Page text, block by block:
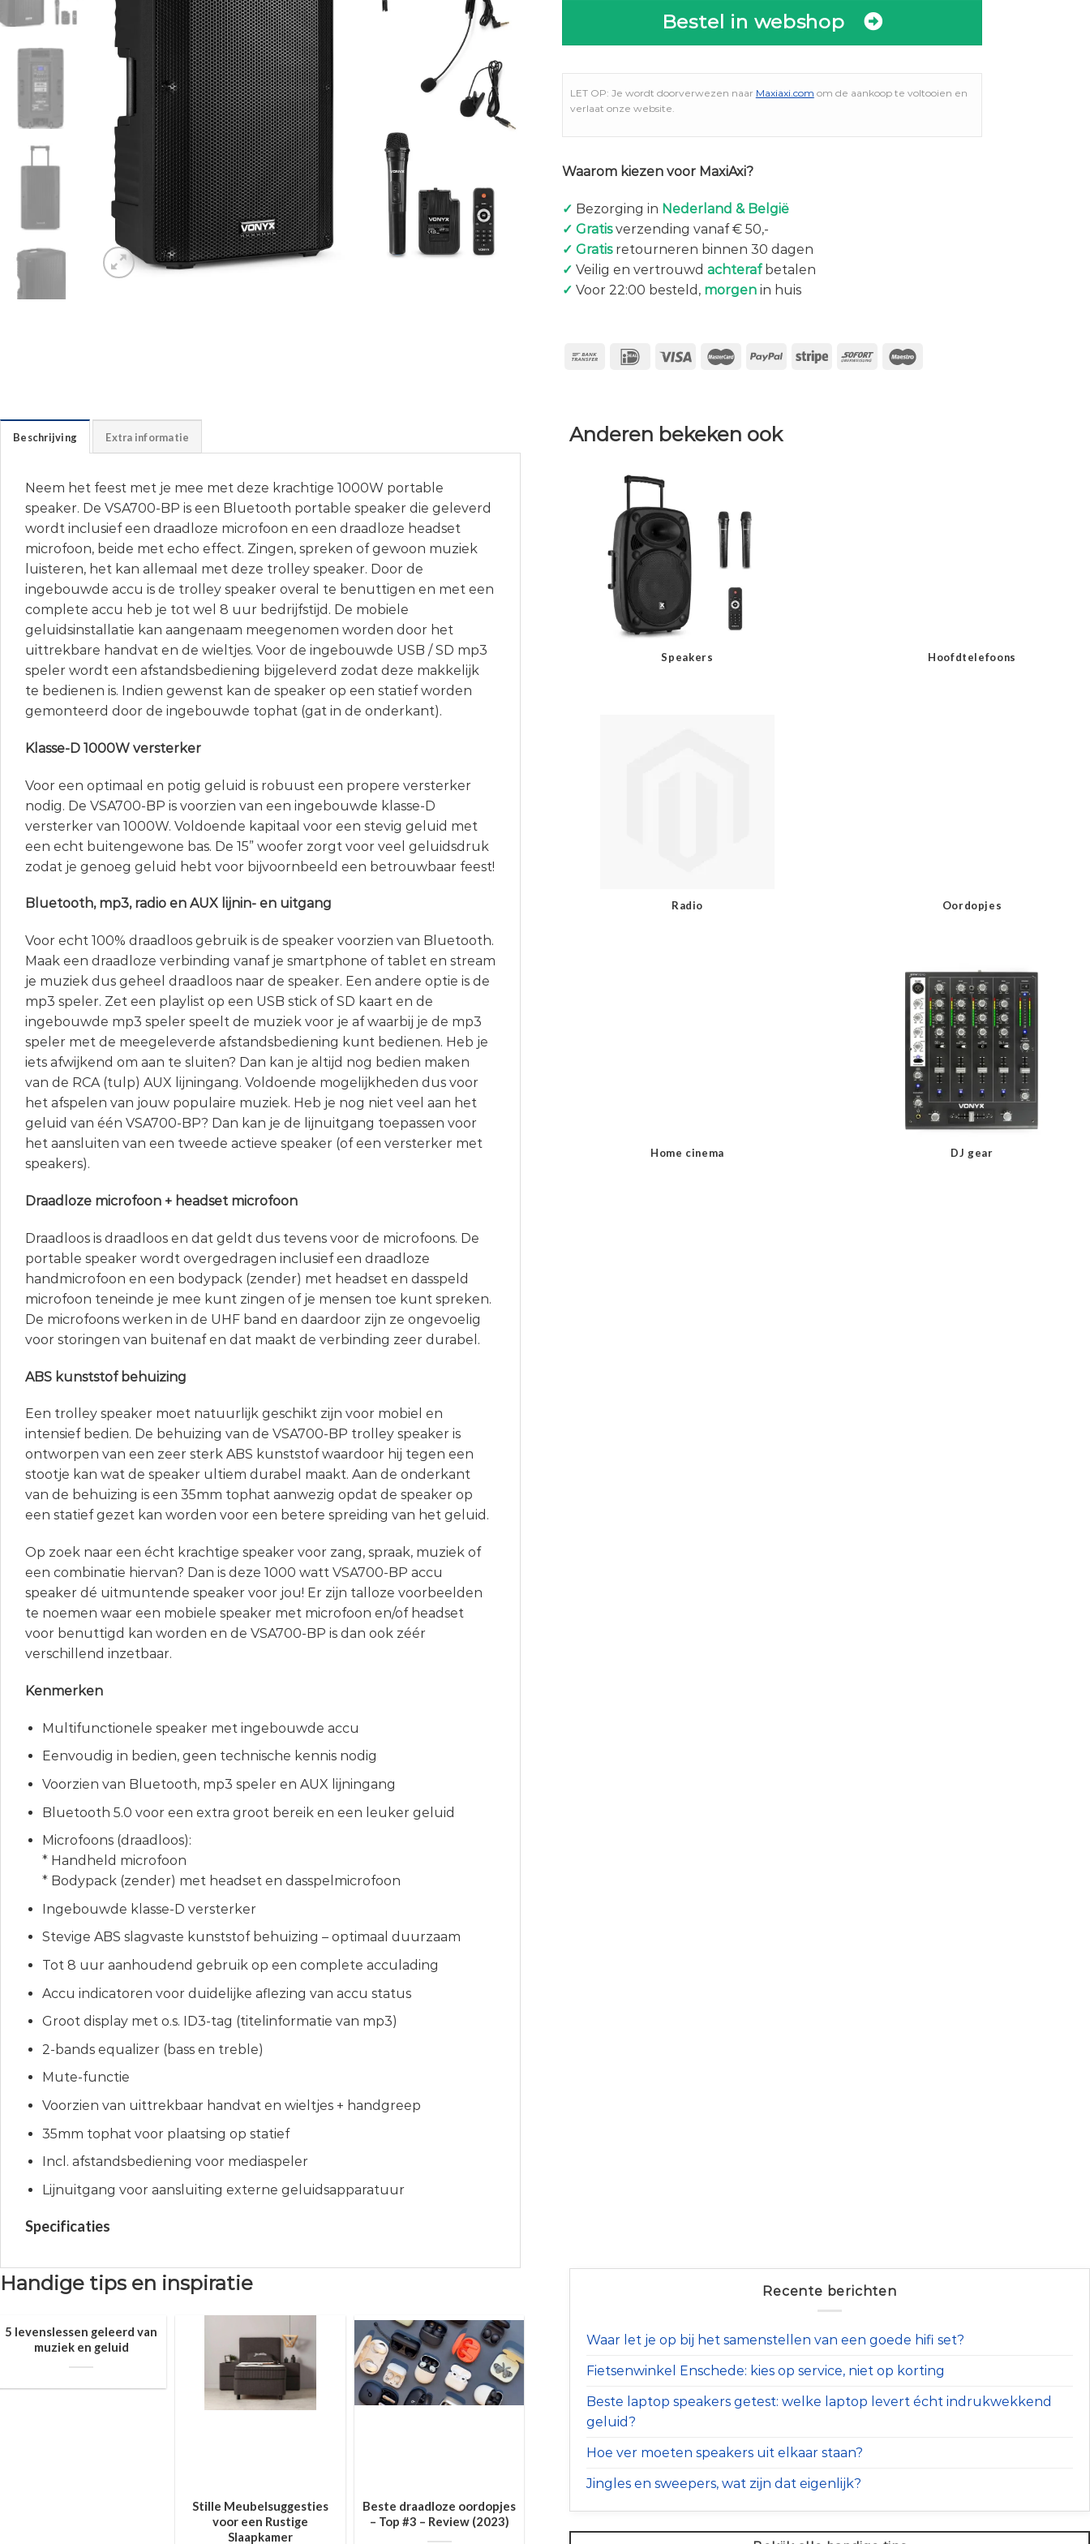
Bestel in webshop
LET OP: Je wordt doorverwezen naar Maxiaxi.com om de aankoop te voltooien en
verlaat onze website.
Waarom kiezen voor MaxiAxi?
✓ Bezorging in Nederland & België
✓ Gratisverzending vanaf € 50,-
✓ Gratisretourneren binnen 30 dagen
✓ Veilig en vertrouwd achterafbetalen
✓ Voor 22:00 besteld, morgenin huis
Beschrijving Extra informatie
Neem het feest met je mee met deze krachtige 1000W portable
speaker. De VSA700-BP is een Bluetooth portable speaker die geleverd
wordt inclusief een draadloze microfoon en een draadloze headset
microfoon, beide met echo effect. Zingen, spreken of gewoon muziek
luisteren, het kan allemaal met deze trolley speaker. Door de
ingebouwde accu is de trolley speaker overal te benuttigen en met een
complete accu heb je tot wel 8 uur bedrijfstijd. De mobiele
geluidsinstallatie kan aangenaam meegenomen worden door het
uittrekbare handvat en de wieltjes. Voor de ingebouwde USB / SD mp3
speler wordt een afstandsbediening bijgeleverd zodat deze makkelijk
te bedienen is. Indien gewenst kan de speaker op een statief worden
gemonteerd door de ingebouwde tophat (gat in de onderkant).
Klasse-D 1000W versterker
Voor een optimaal en potig geluid is robuust een propere versterker
nodig. De VSA700-BP is voorzien van een ingebouwde klasse-D
versterker van 1000W. Voldoende kapitaal voor een stevig geluid met
een echt buitengewone bas. De 15” woofer zorgt voor veel geluidsdruk
zodat je genoeg geluid hebt voor bijvoornbeeld een betrouwbaar feest!
Bluetooth, mp3, radio en AUX lijnin- en uitgang
Voor echt 100% draadloos gebruik is de speaker voorzien van Bluetooth.
Maak een draadloze verbinding vanaf je smartphone of tablet en stream
je muziek dus geheel draadloos naar de speaker. Een andere optie is de
mp3 speler. Zet een playlist op een USB stick of SD kaart en de
ingebouwde mp3 speler speelt de muziek voor je af waarbij je de mp3
speler met de meegeleverde afstandsbediening kunt bedienen. Heb je
iets afwijkend om aan te sluiten? Dan kan je altijd nog bedien maken
van de RCA (tulp) AUX lijningang. Voldoende mogelijkheden dus voor
het afspelen van jouw populaire muziek. Heb je nog niet veel aan het
geluid van één VSA700-BP? Dan kan je de lijnuitgang toepassen voor
het aansluiten van een tweede actieve speaker (of een versterker met
speakers).
Draadloze microfoon + headset microfoon
Draadloos is draadloos en dat geldt dus tevens voor de microfoons. De
portable speaker wordt overgedragen inclusief een draadloze
handmicrofoon en een bodypack (zender) met headset en dasspeld
microfoon teneinde je mee kunt zingen of je mensen toe kunt spreken.
De microfoons werken in de UHF band en daardoor zijn ze ongevoelig
voor storingen van buitenaf en dat maakt de verbinding zeer durabel.
ABS kunststof behuizing
Een trolley speaker moet natuurlijk geschikt zijn voor mobiel en
intensief bedien. De behuizing van de VSA700-BP trolley speaker is
ontworpen van een zeer sterk ABS kunststof waardoor hij tegen een
stootje kan wat de speaker ultiem durabel maakt. Aan de onderkant
van de behuizing is een 35mm tophat aanwezig opdat de speaker op
een statief gezet kan worden voor een betere spreiding van het geluid.
Op zoek naar een écht krachtige speaker voor zang, spraak, muziek of
een combinatie hiervan? Dan is deze 1000 watt VSA700-BP accu
speaker dé uitmuntende speaker voor jou! Er zijn talloze voorbeelden
te noemen waar een mobiele speaker met microfoon en/of headset
voor benuttigd kan worden en de VSA700-BP is dan ook zéér
verschillend inzetbaar.
Kenmerken
Multifunctionele speaker met ingebouwde accu
Eenvoudig in bedien, geen technische kennis nodig
Voorzien van Bluetooth, mp3 speler en AUX lijningang
Bluetooth 5.0 voor een extra groot bereik en een leuker geluid
Microfoons (draadloos):
* Handheld microfoon
* Bodypack (zender) met headset en dasspelmicrofoon
Ingebouwde klasse-D versterker
Stevige ABS slagvaste kunststof behuizing – optimaal duurzaam
Tot 8 uur aanhoudend gebruik op een complete acculading
Accu indicatoren voor duidelijke aflezing van accu status
Groot display met o.s. ID3-tag (titelinformatie van mp3)
2-bands equalizer (bass en treble)
Mute-functie
Voorzien van uittrekbaar handvat en wieltjes + handgreep
35mm tophat voor plaatsing op statief
Incl. afstandsbediening voor mediaspeler
Lijnuitgang voor aansluiting externe geluidsapparatuur
Specificaties
Anderen bekeken ook
Speakers Hoofdtelefoons
Radio Oordopjes
Home cinema DJ gear
Handige tips en inspiratie
5 levenslessen geleerd van
muziek en geluid
Stille Meubelsuggesties
voor een Rustige
Slaapkamer
Beste draadloze oordopjes
– Top #3 – Review (2023)
Recente berichten
Waar let je op bij het samenstellen van een goede hifi set?
Fietsenwinkel Enschede: kies op service, niet op korting
Beste laptop speakers getest: welke laptop levert écht indrukwekkend
geluid?
Hoe ver moeten speakers uit elkaar staan?
Jingles en sweepers, wat zijn dat eigenlijk?